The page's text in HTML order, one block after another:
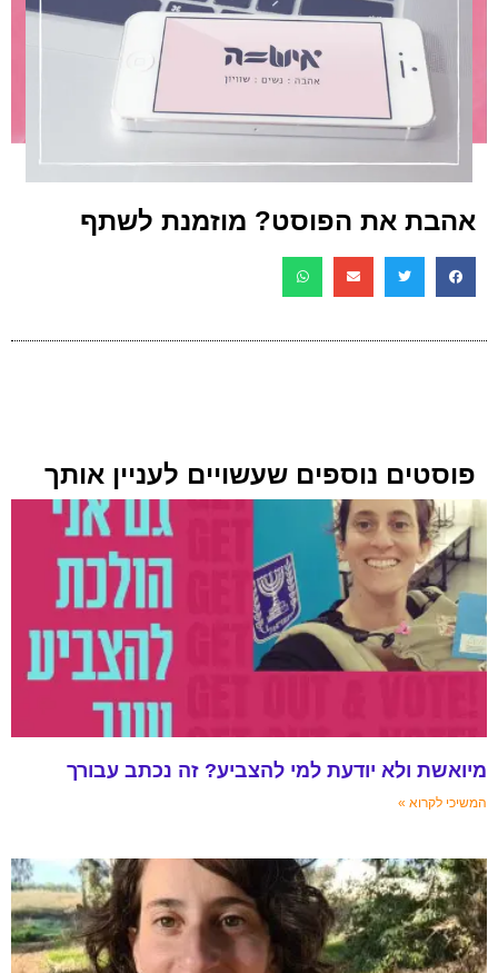
אהבת את הפוסט? מוזמנת לשתף
פוסטים נוספים שעשויים לעניין אותך
מיואשת ולא יודעת למי להצביע? זה נכתב עבורך
המשיכי לקרוא »